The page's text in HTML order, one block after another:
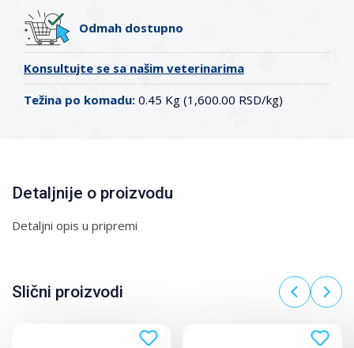
Odmah dostupno
Konsultujte se sa našim veterinarima
Težina po komadu: 0.45 Kg (1,600.00 RSD/kg)
Detaljnije o proizvodu
Detaljni opis u pripremi
Slični proizvodi